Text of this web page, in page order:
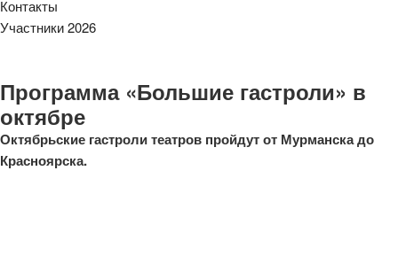
Контакты
Участники 2026
Программа «Большие гастроли» в
октябре
Октябрьские гастроли театров пройдут от Мурманска до
Красноярска.